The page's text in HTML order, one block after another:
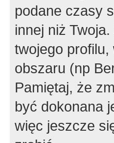
podane czasy
innej niż
twojego
obszaru (np
Pamiętaj, że
być dokonana
więc jeszcze